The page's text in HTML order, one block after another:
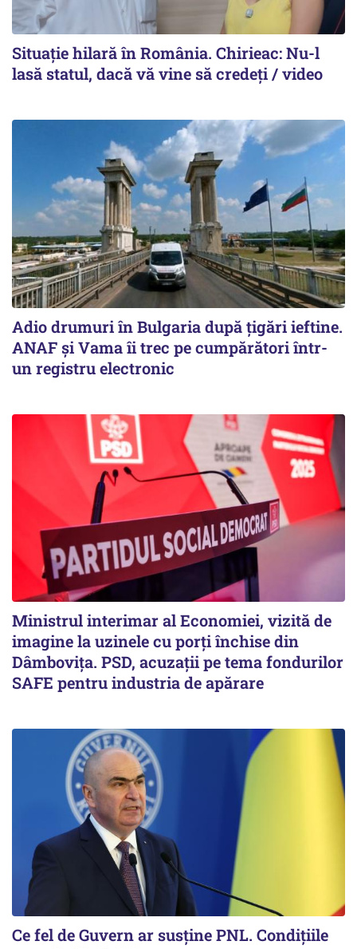
Situație hilară în România. Chirieac: Nu-l
lasă statul, dacă vă vine să credeți / video
Adio drumuri în Bulgaria după țigări ieftine.
ANAF și Vama îi trec pe cumpărători într-
un registru electronic
Ministrul interimar al Economiei, vizită de
imagine la uzinele cu porți închise din
Dâmbovița. PSD, acuzații pe tema fondurilor
SAFE pentru industria de apărare
Ce fel de Guvern ar susține PNL. Condițiile